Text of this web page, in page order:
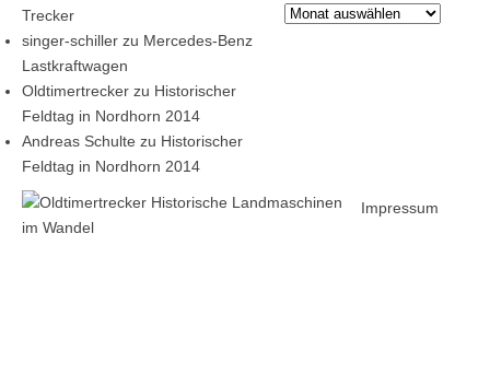
Trecker
singer-schiller zu Mercedes-Benz
Lastkraftwagen
Oldtimertrecker zu Historischer
Feldtag in Nordhorn 2014
Andreas Schulte zu Historischer
Feldtag in Nordhorn 2014
Archiv
Impressum